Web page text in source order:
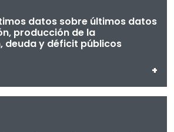
datos sobre últimos datos
producción de la
deuda y déficit públicos
+